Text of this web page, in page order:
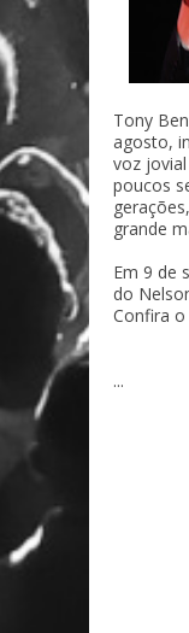
Tony
agosto,
voz
poucos
grande
Em 9 de
do
Confira o
...